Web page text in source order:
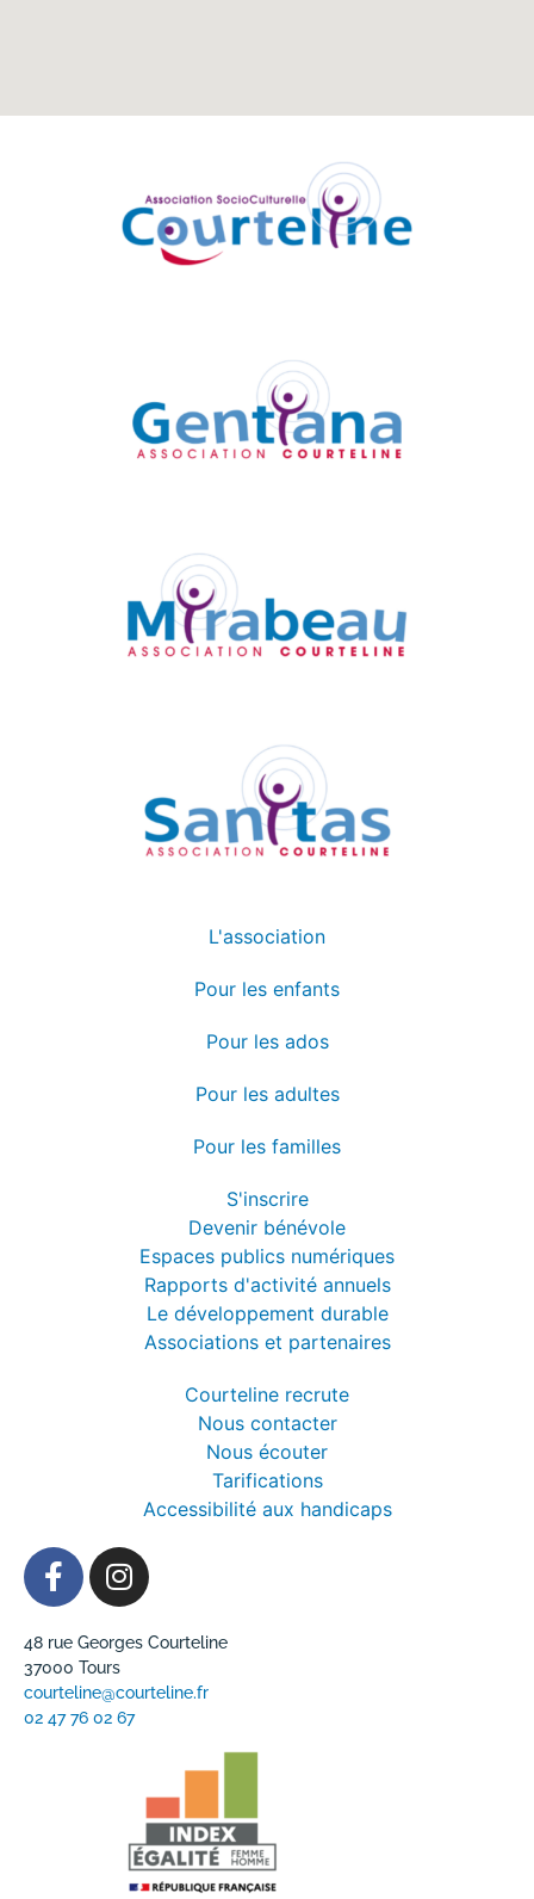
L'association
Pour les enfants
Pour les ados
Pour les adultes
Pour les familles
S'inscrire
Devenir bénévole
Espaces publics numériques
Rapports d'activité annuels
Le développement durable
Associations et partenaires
Courteline recrute
Nous contacter
Nous écouter
Tarifications
Accessibilité aux handicaps
48 rue Georges Courteline
37000 Tours
courteline@courteline.fr
02 47 76 02 67